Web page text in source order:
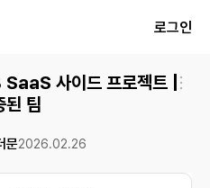
로그인
사이드 프로젝트 |
된 팀
문2026.02.26